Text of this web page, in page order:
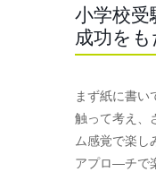
小学校
成功を
まず紙に書い
触って考え、
ム感覚で楽
アプロ―チで